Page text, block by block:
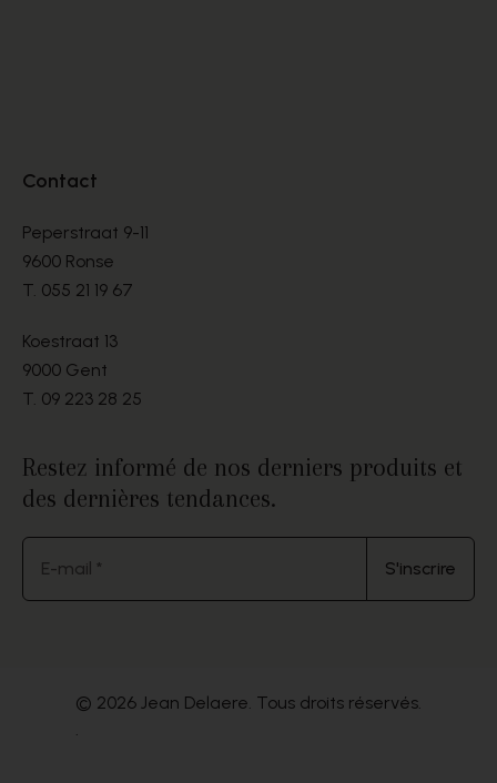
Contact
Peperstraat 9-11
9600 Ronse
T. 055 21 19 67
Koestraat 13
9000 Gent
T. 09 223 28 25
Restez informé de nos derniers produits et
des dernières tendances.
E-mail * S'inscrire
© 2026 Jean Delaere. Tous droits réservés.
.